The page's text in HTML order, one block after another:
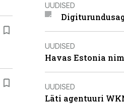
UUDISED
UUDISED
Havas Estonia
UUDISED
Läti agentuuri